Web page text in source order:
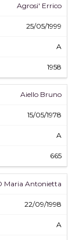
Agrosi' Errico
25/05/1999
A
1958
Aiello Bruno
15/05/1978
A
665
Maria Antonietta
22/09/1998
A